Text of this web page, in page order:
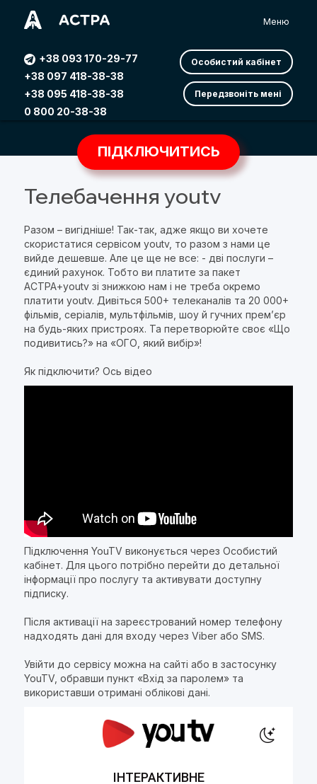
Меню
Особистий кабінет
Передзвоніть мені
+38 093 170-29-77
+38 097 418-38-38
+38 095 418-38-38
0 800 20-38-38
ПІДКЛЮЧИТИСЬ
Телебачення youtv
Разом – вигідніше! Так-так, адже якщо ви хочете
скористатися сервісом youtv, то разом з нами це
вийде дешевше. Але це ще не все: - дві послуги –
єдиний рахунок. Тобто ви платите за пакет
АСТРА+youtv зі знижкою нам і не треба окремо
платити youtv. Дивіться 500+ телеканалів та 20 000+
фільмів, серіалів, мультфільмів, шоу й гучних прем’єр
на будь-яких пристроях. Та перетворюйте своє «Що
подивитись?» на «ОГО, який вибір»!
Як підключити? Ось відео
Підключення YouTV виконується через Особистий
кабінет. Для цього потрібно перейти до детальної
інформації про послугу та активувати доступну
підписку.
Після активації на зареєстрований номер телефону
надходять дані для входу через Viber або SMS.
Увійти до сервісу можна на сайті або в застосунку
YouTV, обравши пункт «Вхід за паролем» та
використавши отримані облікові дані.